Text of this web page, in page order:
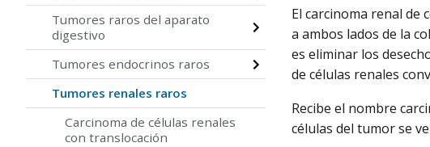
Tumores raros del aparato
digestivo
Tumores endocrinos raros
Tumores renales raros
Carcinoma de células renales
con translocación
El carcinoma renal de
a ambos lados de la
es eliminar los
de células renales
Recibe el nombre
células del tumor se